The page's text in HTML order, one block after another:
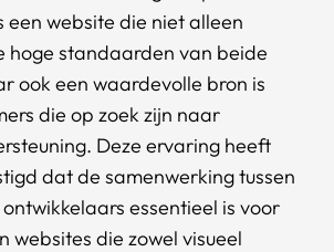
een website die niet alleen
hoge standaarden van beide
ook een waardevolle bron is
die op zoek zijn naar
Deze ervaring heeft
dat de samenwerking tussen
essentieel is voor
websites die zowel visueel